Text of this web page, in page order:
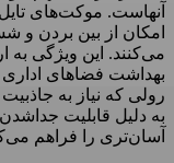
آنهاست. موکت‌های
امکان از بین بردن و
می‌کنند. این ویژگی به
بهداشت فضاهای
رولی که نیاز به
به دلیل قابلیت
آسان‌تری را فراهم